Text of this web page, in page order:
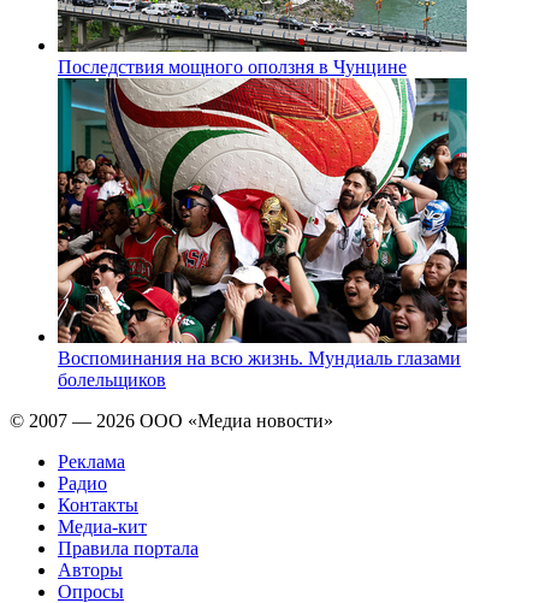
Последствия мощного оползня в Чунцине
Воспоминания на всю жизнь. Мундиаль глазами
болельщиков
© 2007 — 2026 ООО «Медиа новости»
Реклама
Радио
Контакты
Медиа-кит
Правила портала
Авторы
Опросы